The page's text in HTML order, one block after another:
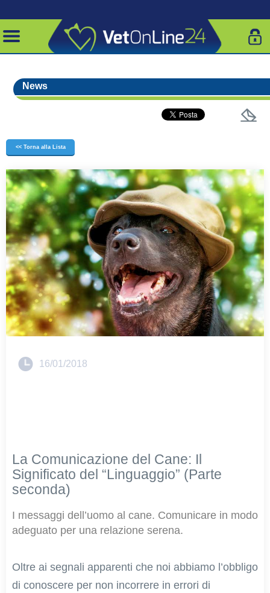
News
<< Torna alla Lista
16/01/2018
La Comunicazione del Cane: Il
Significato del “Linguaggio” (Parte
seconda)
I messaggi dell’uomo al cane. Comunicare in modo
adeguato per una relazione serena.
Oltre ai segnali apparenti che noi abbiamo l’obbligo
di conoscere per non incorrere in errori di